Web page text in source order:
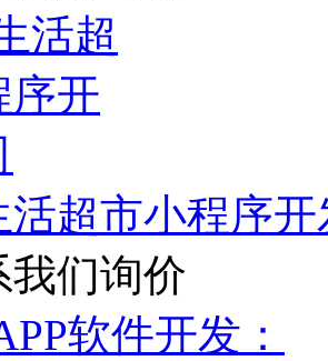
活超市小程序
我们询价